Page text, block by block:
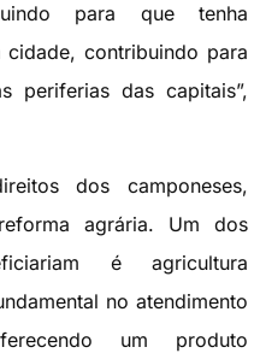
para que tenha
contribuindo para
periferias das capitais”,
dos camponeses,
agrária. Um dos
é agricultura
no atendimento
um produto